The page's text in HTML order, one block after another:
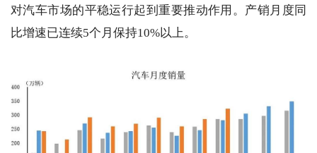
对汽车市场的平稳运行起到重要推动作用。产销月度同
比增速已连续5个月保持10%以上。